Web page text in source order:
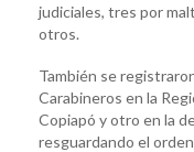
judiciales, tres por
otros.
También se
Carabineros en la
Copiapó y otro en la
resguardando el